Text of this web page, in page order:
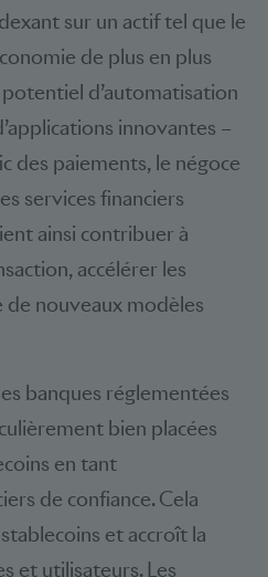
sur un actif tel que le
de plus en plus
d’automatisation
innovantes –
des paiements, le négoce
services financiers
ainsi contribuer à
accélérer les
nouveaux modèles
banques réglementées
bien placées
en tant
de confiance. Cela
et accroît la
et utilisateurs. Les